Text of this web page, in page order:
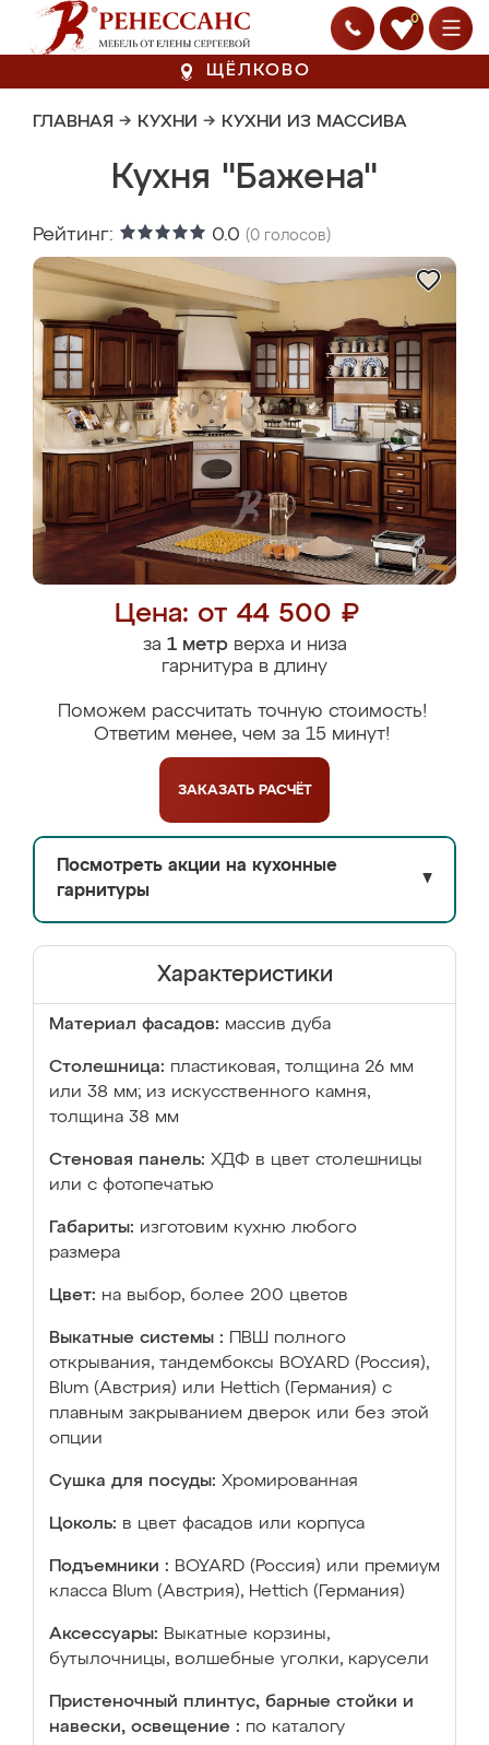
0
ЩЁЛКОВО
ГЛАВНАЯ → КУХНИ → КУХНИ ИЗ МАССИВА
Кухня "Бажена"
Рейтинг: 0.0 (0 голосов)
Цена: от 44 500 ₽
за 1 метрверха и низа
гарнитура в длину
Поможем рассчитать точную стоимость!
Ответим менее, чем за 15 минут!
ЗАКАЗАТЬ РАСЧЁТ
Посмотреть акции на кухонные
гарнитуры
▼
Характеристики
Материал фасадов: массив дуба
Столешница: пластиковая, толщина 26 мм
или 38 мм; из искусственного камня,
толщина 38 мм
Стеновая панель: ХДФ в цвет столешницы
или с фотопечатью
Габариты: изготовим кухню любого
размера
Цвет: на выбор, более 200 цветов
Выкатные системы :
ПВШ полного
открывания, тандембоксы BOYARD (Россия),
Blum (Австрия) или Hettich (Германия) с
плавным закрыванием дверок или без этой
опции
Сушка для посуды: Хромированная
Цоколь: в цвет фасадов или корпуса
Подъемники : BOYARD (Россия) или премиум
класса Blum (Австрия), Hettich (Германия)
Аксессуары: Выкатные корзины,
бутылочницы, волшебные уголки, карусели
Пристеночный плинтус, барные стойки и
навески, освещение : по каталогу